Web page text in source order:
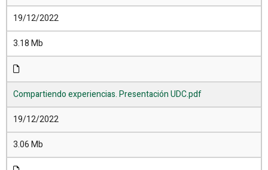
19/12/2022
3.18 Mb
Compartiendo experiencias. Presentación UDC.pdf
19/12/2022
3.06 Mb